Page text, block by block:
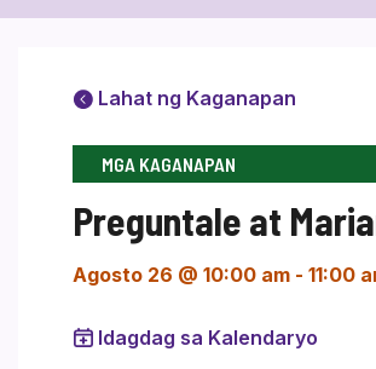
Lahat ng Kaganapan
MGA KAGANAPAN
Preguntale at
Agosto 26 @ 10:00 am - 11:00
Idagdag sa Kalendaryo